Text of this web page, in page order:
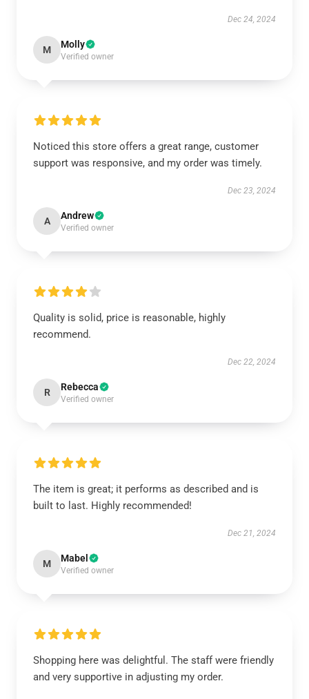
Dec 24, 2024
M Molly
Verified owner
Noticed this store offers a great range, customer
support was responsive, and my order was timely.
Dec 23, 2024
A Andrew
Verified owner
Quality is solid, price is reasonable, highly
recommend.
Dec 22, 2024
R Rebecca
Verified owner
The item is great; it performs as described and is
built to last. Highly recommended!
Dec 21, 2024
M Mabel
Verified owner
Shopping here was delightful. The staff were friendly
and very supportive in adjusting my order.